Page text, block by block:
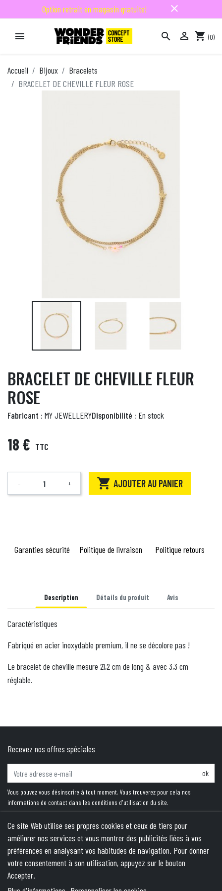
Option retrait en magasin gratuite! close
   shopping_cart (0)
Accueil Bijoux
Bracelets
BRACELET DE CHEVILLE FLEUR ROSE
BRACELET DE CHEVILLE FLEUR
ROSE
Fabricant : MY JEWELLERYDisponibilité : En stock
18 € TTC
Quantité
- +  AJOUTER AU PANIER
Garanties sécurité Politique de livraison Politique retours
Description Détails du produit Avis
Caractéristiques
Fabriqué en acier inoxydable premium, il ne se décolore pas !
Le bracelet de cheville mesure 21,2 cm de long & avec 3,3 cm
réglable.
Recevez nos offres spéciales
ok
Vous pouvez vous désinscrire à tout moment. Vous trouverez pour cela nos
informations de contact dans les conditions d'utilisation du site.
PRODUITS
NOTRE SOCIÉTÉ
VOTRE COMPTE
Ce site Web utilise ses propres cookies et ceux de tiers pour
améliorer nos services et vous montrer des publicités liées à vos
préférences en analysant vos habitudes de navigation. Pour donner
votre consentement à son utilisation, appuyez sur le bouton
Accepter.